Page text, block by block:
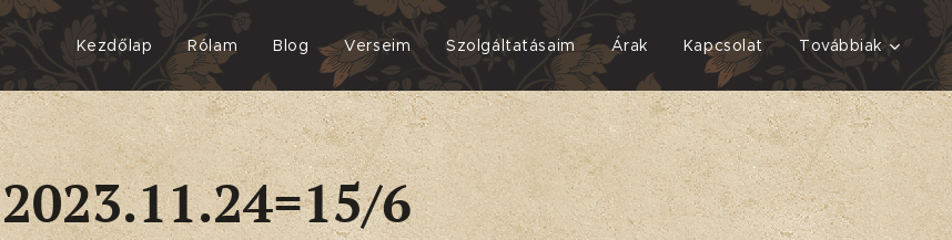
Kezdőlap Rólam Blog Verseim Szolgáltatásaim Árak Kapcsolat Továbbiak
2023.11.24=15/6